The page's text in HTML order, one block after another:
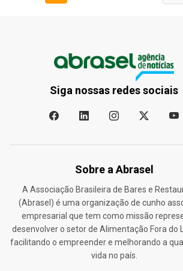
Siga nossas redes sociais
Sobre a Abrasel
A Associação Brasileira de Bares e
(Abrasel) é uma organização de cunho
empresarial que tem como missão
desenvolver o setor de Alimentação Fora do
facilitando o empreender e melhorando a
vida no país.